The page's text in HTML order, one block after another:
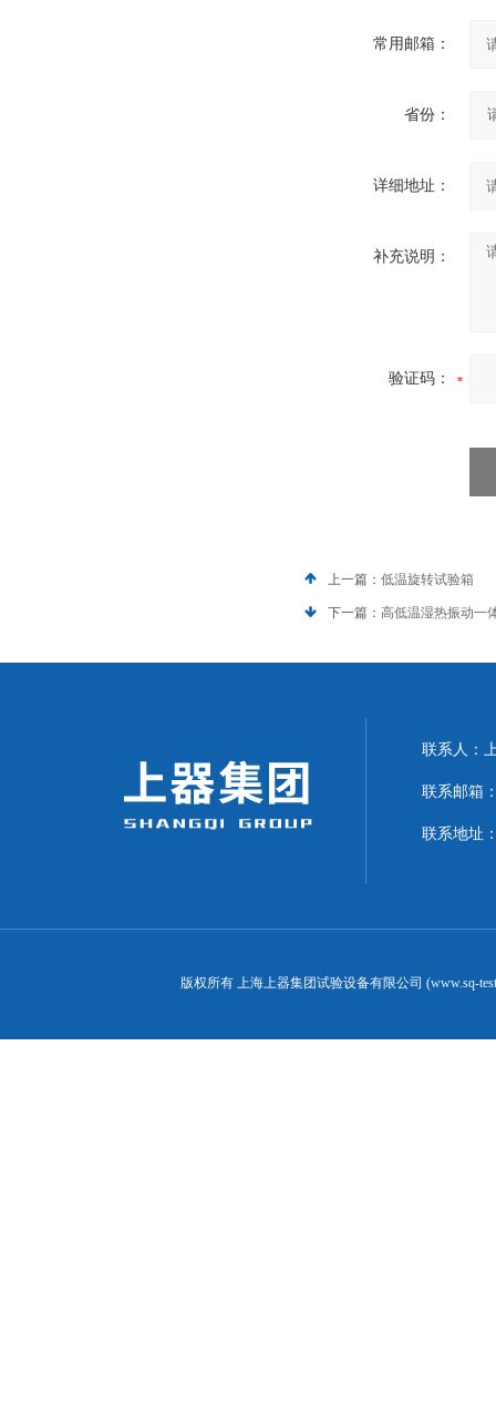
常用邮箱：
省份：
详细地址：
补充说明：
验证码：
上一篇： 低温旋转试验箱
下一篇： 高低温湿热振动一
联系人：
联系邮箱
联系地址
版权所有 上海上器集团试验设备有限公司 (www.sq-